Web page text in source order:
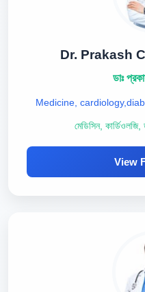
Dr. Prakash
ডাঃ
Medicine,
মেডিসিন, কার্ডিওলজি,
View